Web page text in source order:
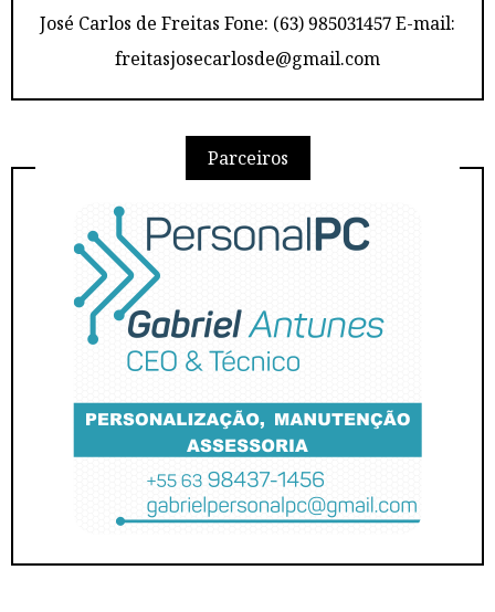
José Carlos de Freitas Fone: (63) 985031457 E-mail:
freitasjosecarlosde@gmail.com
Parceiros